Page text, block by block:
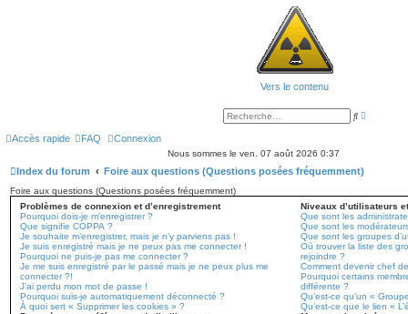
Vers le contenu
R
c
e
r
v
a
n
c
é
e
Accès rapide FAQ Connexion
Nous sommes le ven. 07 août 2026 0:37
Index du forum Foire aux questions (Questions posées fréquemment)
Foire aux questions (Questions posées fréquemment)
Problèmes de connexion et d’enregistrement
Pourquoi dois-je m’enregistrer ?
Que signifie COPPA ?
Je souhaite m’enregistrer, mais je n’y parviens pas !
Je suis enregistré mais je ne peux pas me connecter !
Pourquoi ne puis-je pas me connecter ?
Je me suis enregistré par le passé mais je ne peux plus me
connecter ?!
J’ai perdu mon mot de passe !
Pourquoi suis-je automatiquement déconnecté ?
À quoi sert « Supprimer les cookies » ?
Niveaux d’utilisateurs
Que sont les
Que sont les
Que sont les groupes
Où trouver la liste des
rejoindre ?
Comment devenir chef
Pourquoi certains
différente ?
Qu’est-ce qu’un «
Qu’est-ce que le lien «